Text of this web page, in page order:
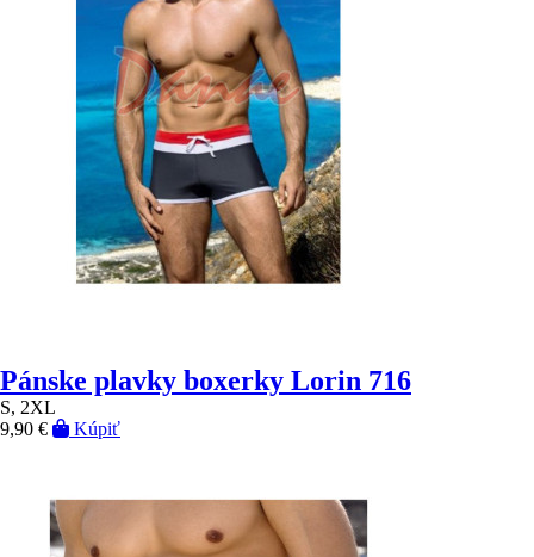
Pánske plavky boxerky Lorin 716
S, 2XL
9,90 €
Kúpiť